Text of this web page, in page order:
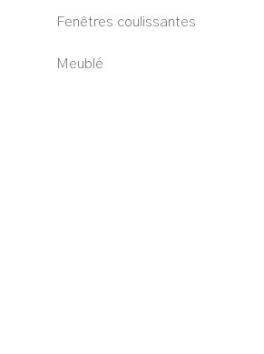
Fenêtres coulissantes
Meublé